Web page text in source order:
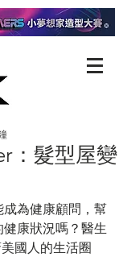
：髮型屋變
為健康顧問，幫
康狀況嗎？醫生
國人的生活圈